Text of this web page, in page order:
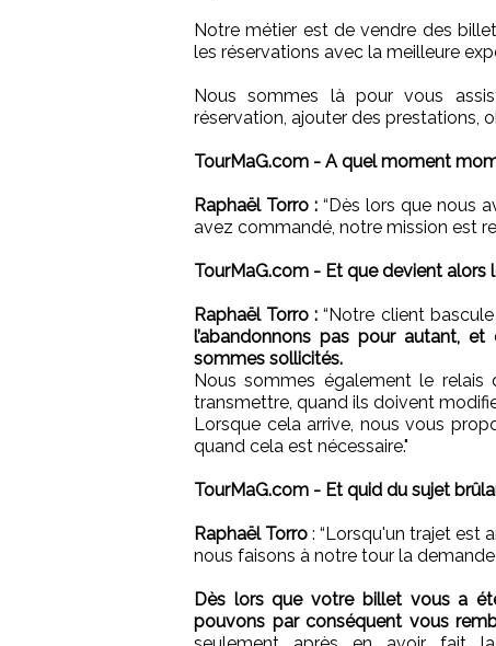
Notre métier est de vendre des
les réservations avec la meilleure
Nous sommes là pour vous
réservation, ajouter des prestations,
TourMaG.com - A quel moment
Raphaël Torro : “Dès lors que nous
avez commandé, notre mission est
TourMaG.com - Et que devient alors
Raphaël Torro : “Notre client
l’abandonnons pas pour autant, et
sommes sollicités.
Nous sommes également le relais
transmettre, quand ils doivent
Lorsque cela arrive, nous vous
quand cela est nécessaire."
TourMaG.com - Et quid du sujet
Raphaël Torro : “Lorsqu'un trajet est
nous faisons à notre tour la
Dès lors que votre billet vous a
pouvons par conséquent vous